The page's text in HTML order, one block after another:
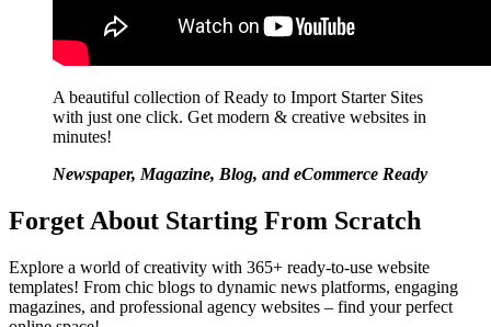
A beautiful collection of Ready to Import Starter Sites
with just one click. Get modern & creative websites in
minutes!
Newspaper, Magazine, Blog, and eCommerce Ready
Forget About Starting From Scratch
Explore a world of creativity with 365+ ready-to-use website
templates! From chic blogs to dynamic news platforms, engaging
magazines, and professional agency websites – find your perfect